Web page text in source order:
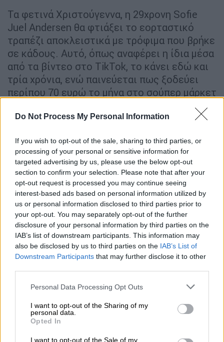
Do Not Process My Personal Information
If you wish to opt-out of the sale, sharing to third parties, or
processing of your personal or sensitive information for
targeted advertising by us, please use the below opt-out
section to confirm your selection. Please note that after your
opt-out request is processed you may continue seeing
interest-based ads based on personal information utilized by
us or personal information disclosed to third parties prior to
your opt-out. You may separately opt-out of the further
disclosure of your personal information by third parties on the
IAB’s list of downstream participants. This information may
also be disclosed by us to third parties on the IAB’s List of
Downstream Participants that may further disclose it to other
Please note that this website/app uses one or more Google
not limited to your visit or usage behaviour. You may click to
grant or deny consent to Google and its third-party tags to
use your data for below specified purposes in below Google
consent section.
Personal Data Processing Opt Outs
I want to opt-out of the Sharing of my
personal data.
Opted In
I want to opt-out of the Sale of my
Τα φετινά Χριστούγεννα, η 29χρονη Sofie
Juel Andersen θα φτιάξει το εορταστικό
τραπέζι αποκλειστικά με τρόφιμα που βρήκε
σε κάδους. Αυτό, όπως αναφέρει η ίδια μέσα
από τα βίντεο στο TikTok, το κάνει εδώ και
τρία χρόνια, ενώ παινεύεται πως ξοδεύει
περίπου 70 ευρώ το μήνα στο σούπερ μάρκετ
οικογένειά της την στηρίζουν στον «αγώνα»
της κατά της σπατάλης των τροφίμων και η
ίδια συχνά τους πηγαίνει σε δείπνα και
συγκεντρώσεις φαγητά με υλικά που βρίσκει
στα σκουπίδια.
Φέτος, η Sofie συμβάλλει στο
χριστουγεννιάτικο δείπνο με μια
χειμωνιάτικη σαλάτααπό χόρτα που βρήκε
σε έναν κάδο και κόκκινο λάχανο τουρσί που
«διέσωσε» από ένα εστιατόριο.
«Βλέπω πολλά εορταστικά τρόφιμα να
λάχανα και κρέατα καταλήγουν στους κάδους
απορριμμάτων
αναφέρει η New York Post.